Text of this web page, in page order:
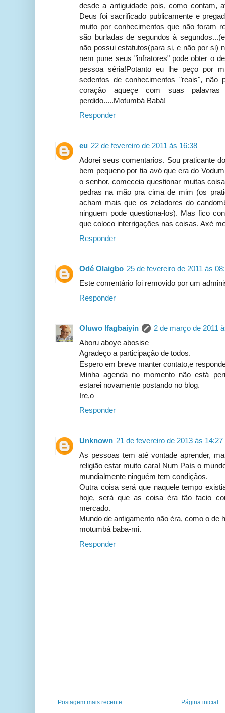
desde a antiguidade pois, como contam,
Deus foi sacrificado publicamente e
muito por conhecimentos que não foram
são burladas de segundos à
não possui estatutos(para si, e não por si)
nem pune seus "infratores" pode obter o
pessoa séria!Potanto eu lhe peço por
sedentos de conhecimentos "reais", não
coração aqueçe com suas
perdido.....Motumbá Babá!
Responder
eu 22 de fevereiro de 2011 às 16:38
Adorei seus comentarios. Sou praticante
bem pequeno por tia avó que era do
o senhor, comeceia questionar muitas
pedras na mão pra cima de mim (os
acham mais que os zeladores do
ninguem pode questiona-los). Mas fico
que coloco interrigações nas coisas. Axé
Responder
Odé Olaigbo 25 de fevereiro de 2011 às
Este comentário foi removido por um
Responder
Oluwo Ifagbaiyin
2 de março de 2011
Aboru aboye abosise
Agradeço a participação de todos.
Espero em breve manter contato,e
Minha agenda no momento não está
estarei novamente postando no blog.
Ire,o
Responder
Unknown 21 de fevereiro de 2013 às 14:27
As pessoas tem até vontade aprender,
religião estar muito cara! Num País o
mundialmente ninguém tem condiçãos.
Outra coisa será que naquele tempo
hoje, será que as coisa éra tão facio
mercado.
Mundo de antigamento não éra, como o de
motumbá baba-mi.
Responder
Postagem mais recente Página inicial